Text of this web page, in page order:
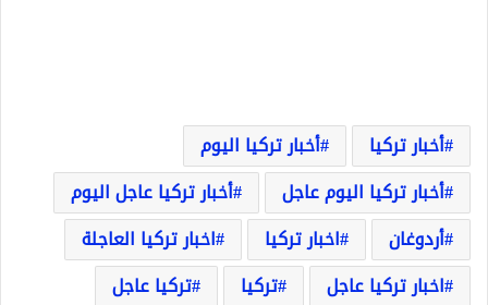
أخبار تركيا
أخبار تركيا اليوم
أخبار تركيا اليوم عاجل
أخبار تركيا عاجل اليوم
أردوغان
اخبار تركيا
اخبار تركيا العاجلة
اخبار تركيا عاجل
تركيا
تركيا عاجل